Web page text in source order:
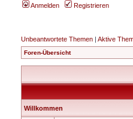
Anmelden Registrieren
Unbeantwortete Themen | Aktive
Foren-Übersicht
Willkommen